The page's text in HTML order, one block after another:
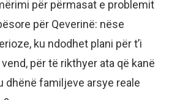
për përmasat e problemit
për Qeverinë: nëse
ku ndodhet plani për t’i
për të rikthyer ata që kanë
dhënë familjeve arsye reale